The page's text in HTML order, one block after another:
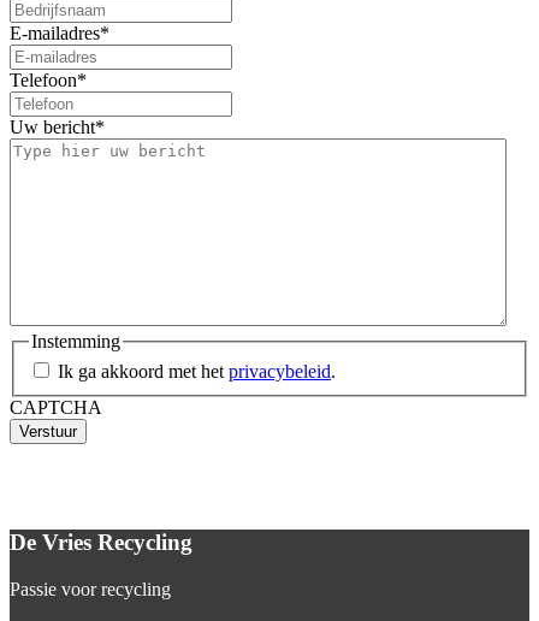
E-mailadres*
Telefoon*
Uw bericht*
Instemming
Ik ga akkoord met het privacybeleid.
CAPTCHA
De Vries Recycling
Passie voor recycling